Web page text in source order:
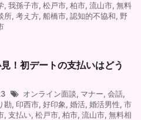
, 我孫子市, 松戸市, 柏市, 流山市, 無料
所, 考え方, 船橋市, 認知的不協和, 野
！初デートの支払いはどう
オンライン面談, マナー, 会話,
勘, 印西市, 好印象, 婚活, 婚活男性, 市
, 支払い, 松戸市, 柏市, 流山市, 無料相